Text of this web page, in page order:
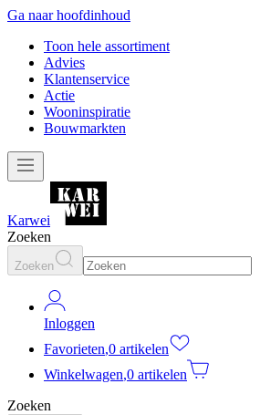
Ga naar hoofdinhoud
Toon hele assortiment
Advies
Klantenservice
Actie
Wooninspiratie
Bouwmarkten
Karwei
Zoeken
Zoeken
Inloggen
Favorieten,0 artikelen
Winkelwagen,0 artikelen
Zoeken